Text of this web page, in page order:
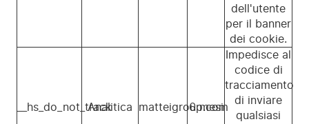
dell'utente
per il banner
dei cookie.
__hs_do_not_track
Analitica matteigroup.com
6 mesi
Impedisce al
codice di
tracciamento
di inviare
qualsiasi